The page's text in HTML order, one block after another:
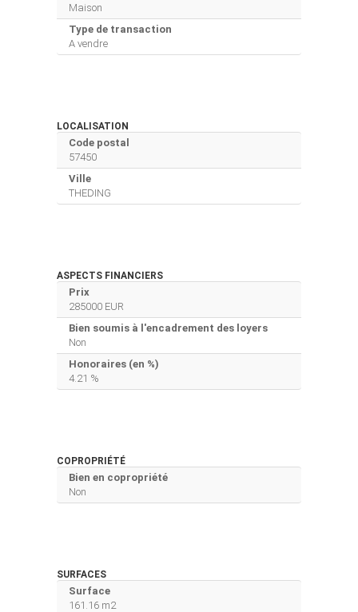
Maison
Type de transaction
A vendre
LOCALISATION
Code postal
57450
Ville
THEDING
ASPECTS FINANCIERS
Prix
285000 EUR
Bien soumis à l'encadrement des loyers
Non
Honoraires (en %)
4.21 %
COPROPRIÉTÉ
Bien en copropriété
Non
SURFACES
Surface
161.16 m2